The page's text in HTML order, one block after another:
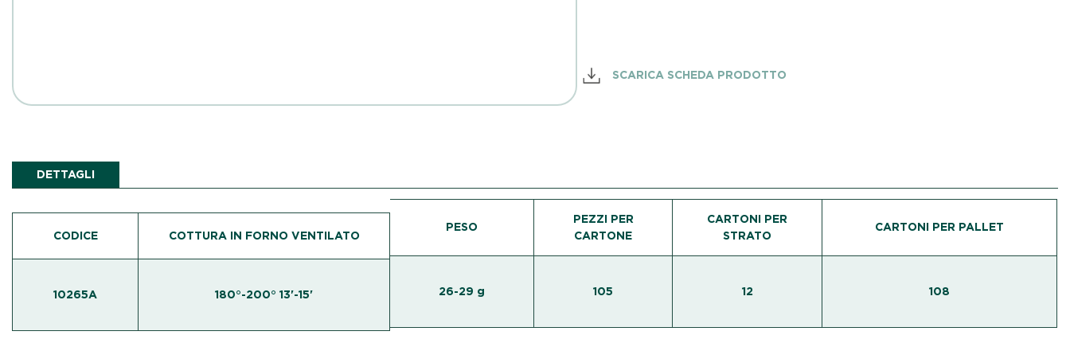
SCARICA SCHEDA PRODOTTO
DETTAGLI
CODICE COTTURA IN FORNO VENTILATO
10265A 180°-200° 13'-15'
PESO
PEZZI PER
CARTONE
CARTONI PER
STRATO
CARTONI PER PALLET
26-29 g 105 12 108